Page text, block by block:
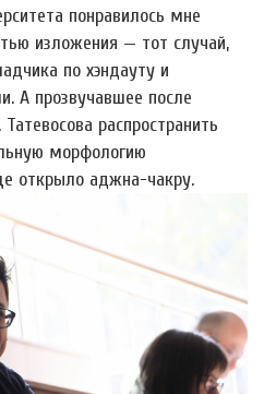
понравилось мне
изложения — тот случай,
по хэндауту и
А прозвучавшее после
распространить
морфологию
открыло аджна-чакру.